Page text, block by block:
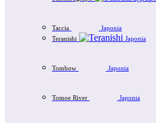
Taccia
Japonia
Teranishi
Japonia
Tombow Japonia
Tomoe River Japonia